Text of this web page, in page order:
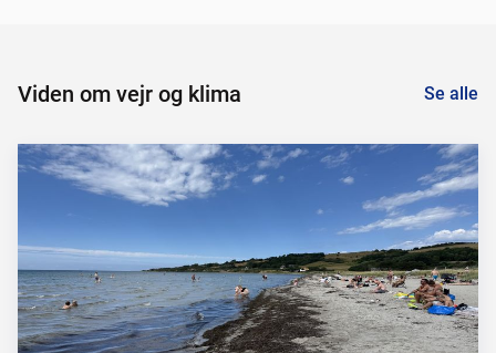
Viden om vejr og klima Se alle